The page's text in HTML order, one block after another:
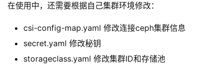
在使用中，还需要根据自己集群环境修改：
csi-config-map.yaml 修改连接ceph集群信息
secret.yaml 修改秘钥
storageclass.yaml 修改集群ID和存储池